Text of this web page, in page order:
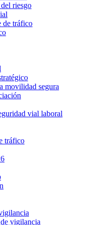
riesgo
de tráfico
movilidad segura
vial laboral
tráfico
vigilancia